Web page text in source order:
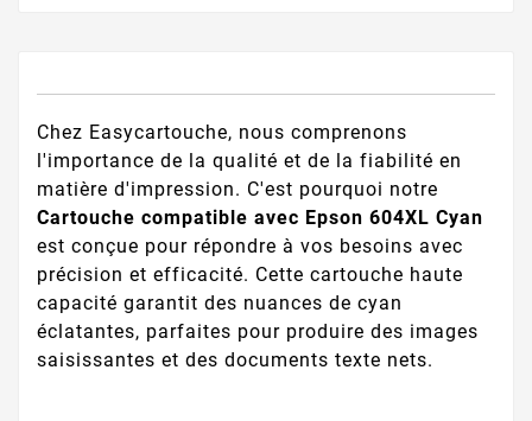
Chez Easycartouche, nous comprenons
l'importance de la qualité et de la fiabilité en
matière d'impression. C'est pourquoi notre
Cartouche compatible avec Epson 604XL Cyan
est conçue pour répondre à vos besoins avec
précision et efficacité. Cette cartouche haute
capacité garantit des nuances de cyan
éclatantes, parfaites pour produire des images
saisissantes et des documents texte nets.